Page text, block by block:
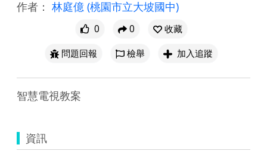
作者： 林庭億 (桃園市立大坡國中)
0 0
收藏
問題回報
檢舉 加入追蹤
智慧電視教案
資訊